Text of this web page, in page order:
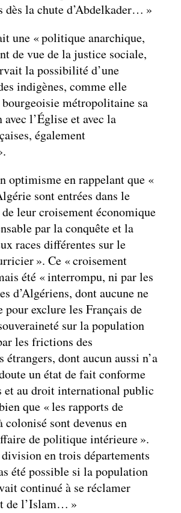
la chute d’Abdelkader… »
une « politique anarchique,
de vue de la justice sociale,
la possibilité d’une
indigènes, comme elle
bourgeoisie métropolitaine sa
l’Église et avec la
également
optimisme en rappelant que «
sont entrées dans le
leur croisement économique
par la conquête et la
races différentes sur le
». Ce « croisement
été « interrompu, ni par les
d’Algériens, dont aucune ne
pour exclure les Français de
sur la population
les frictions des
dont aucun aussi n’a
un état de fait conforme
et au droit international public
que « les rapports de
colonisé sont devenus en
de politique intérieure ».
en trois départements
été possible si la population
continué à se réclamer
de l’Islam… »